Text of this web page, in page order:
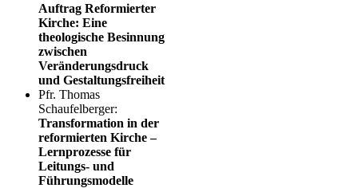
Auftrag Reformierter
Kirche: Eine
theologische Besinnung
zwischen
Veränderungsdruck
und Gestaltungsfreiheit
Pfr. Thomas
Schaufelberger:
Transformation in der
reformierten Kirche –
Lernprozesse für
Leitungs- und
Führungsmodelle